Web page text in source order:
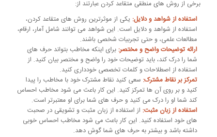
برخی از روش های منطقی متقاعد کردن عبارتند از:
استفاده از شواهد و دلایل: یکی از موثرترین روش های متقاعد کردن،
استفاده از شواهد و دلایل است. این شواهد می توانند شامل آمار، ارقام،
مطالعات علمی، و حتی تجربیات شخصی باشند.
ارائه توضیحات واضح و مختصر: برای اینکه مخاطب بتواند حرف های
شما را درک کند، باید توضیحات خود را واضح و مختصر بیان کنید. از
استفاده از اصطلاحات و کلمات تخصصی خودداری کنید.
تمرکز بر نقاط مشترک: سعی کنید نقاط مشترک خود با مخاطب را پیدا
کنید و بر روی آن ها تمرکز کنید. این کار باعث می شود مخاطب احساس
کند شما او را درک می کنید و حرف های شما برای او معتبرتر است.
استفاده از زبان مثبت: از استفاده از زبان مثبت و تشویقی در صحبت
های خود استفاده کنید. این کار باعث می شود مخاطب احساس خوبی
داشته باشد و بیشتر به حرف های شما گوش دهد.